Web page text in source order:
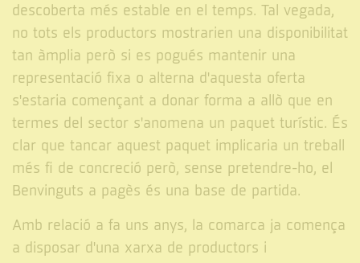
descoberta més estable en el temps. Tal vegada,
no tots els productors mostrarien una disponibilitat
tan àmplia però si es pogués mantenir una
representació fixa o alterna d'aquesta oferta
s'estaria començant a donar forma a allò que en
termes del sector s'anomena un paquet turístic. És
clar que tancar aquest paquet implicaria un treball
més fi de concreció però, sense pretendre-ho, el
Benvinguts a pagès és una base de partida.
Amb relació a fa uns anys, la comarca ja comença
a disposar d'una xarxa de productors i